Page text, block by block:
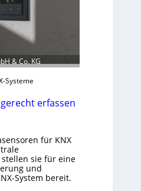
& Co. KG
Systeme
erfassen
für KNX
sie für eine
und
System bereit.